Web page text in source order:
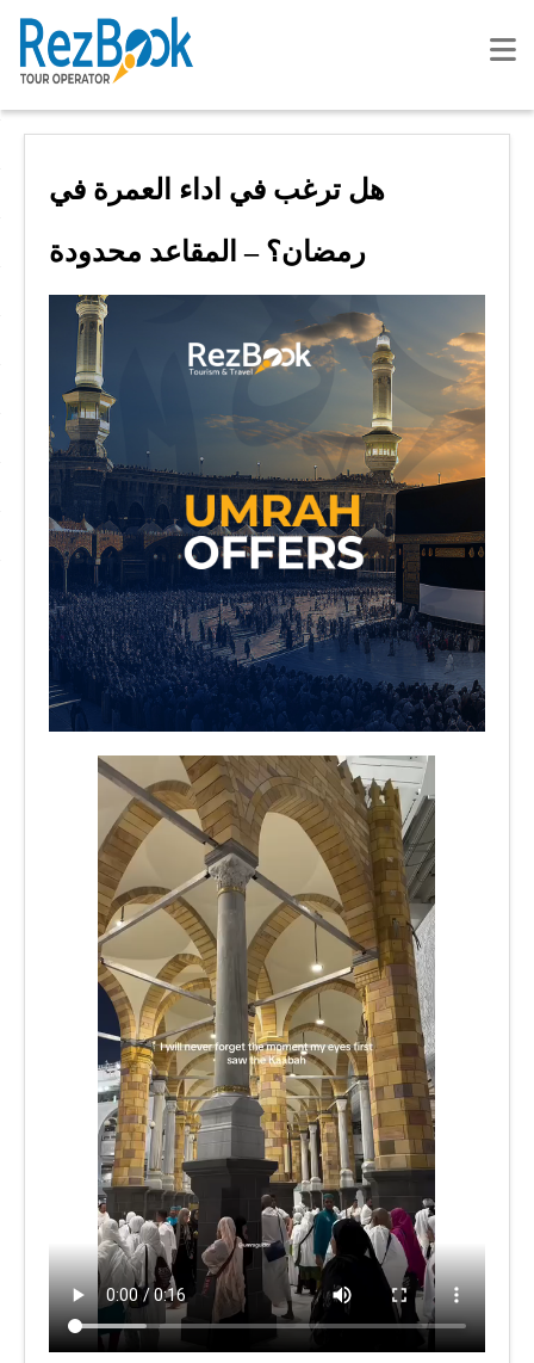
هل ترغب في اداء العمرة في
رمضان؟ – المقاعد محدودة